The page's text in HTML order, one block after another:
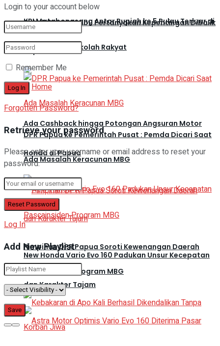
Tokoh Adat Maribu Pertanyakan Kepentingan Dibalik
Pemindahan Sekolah Rakyat
DPR Papua ke Pemerintah Pusat : Pemda Dicari Saat
Ada Masalah Keracunan MBG
Pimpinan DPR Papua Soroti Kewenangan Daerah
Pascainsiden Program MBG
KRI Matabongsang Antar Rupiah ke 5 Pulau Terluar di
Papua
Ada Cashback hingga Potongan Angsuran Motor
Honda di Papua
New Honda Vario Evo 160 Padukan Unsur Kecepatan
dan Karakter Tajam
Login to your account below
Remember Me
Forgotten Password?
Retrieve your password
Please enter your username or email address to reset your
password.
Log In
Add New Playlist